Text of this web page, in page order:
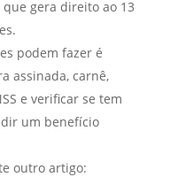
gera direito ao 13
podem fazer é
assinada, carnê,
e verificar se tem
um benefício
outro artigo: